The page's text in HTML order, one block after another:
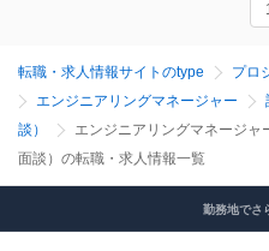
転職・求人情報サイトのtype
プロ
エンジニアリングマネージャー
談）
エンジニアリングマネージ
面談）の転職・求人情報一覧
勤務地でさ